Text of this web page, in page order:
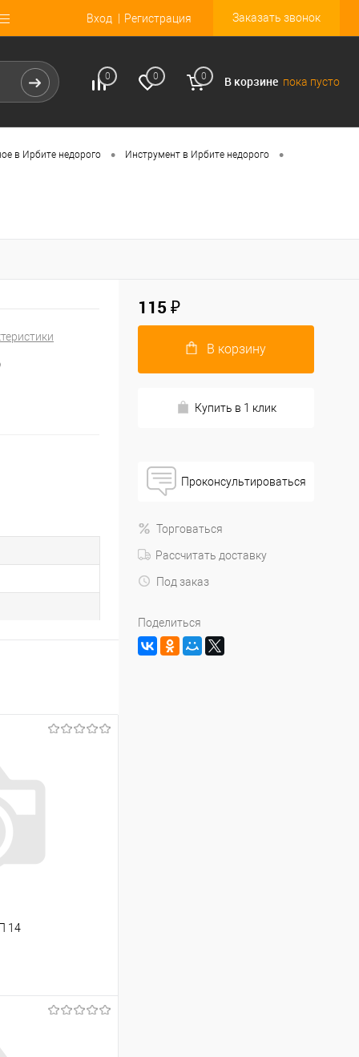
Вход Регистрация Заказать звонок
0 0 0 В корзине пока пусто
в Ирбите недорого • Инструмент в Ирбите недорого •
14
115 ₽
В корзину
Купить в 1 клик
Проконсультироваться
Торговаться
Рассчитать доставку
Под заказ
Поделиться